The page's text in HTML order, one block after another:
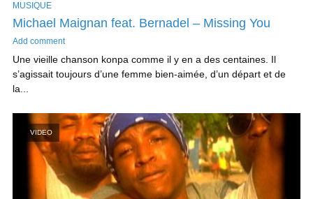
MUSIQUE
Michael Maignan feat. Bernadel – Missing You
Add comment
Une vieille chanson konpa comme il y en a des centaines. Il
s’agissait toujours d’une femme bien-aimée, d’un départ et de
la...
VIDEO